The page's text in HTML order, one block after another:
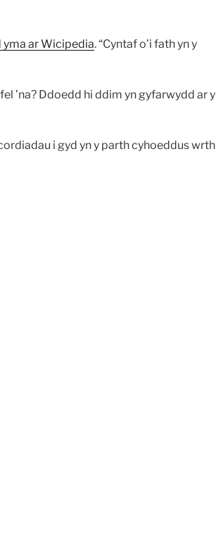
ar Wicipedia. “Cyntaf o’i fath yn y
fel ’na? Ddoedd hi ddim yn gyfarwydd ar y
i gyd yn y parth cyhoeddus wrth